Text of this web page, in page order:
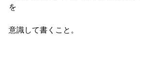
を
意識して書くこと。